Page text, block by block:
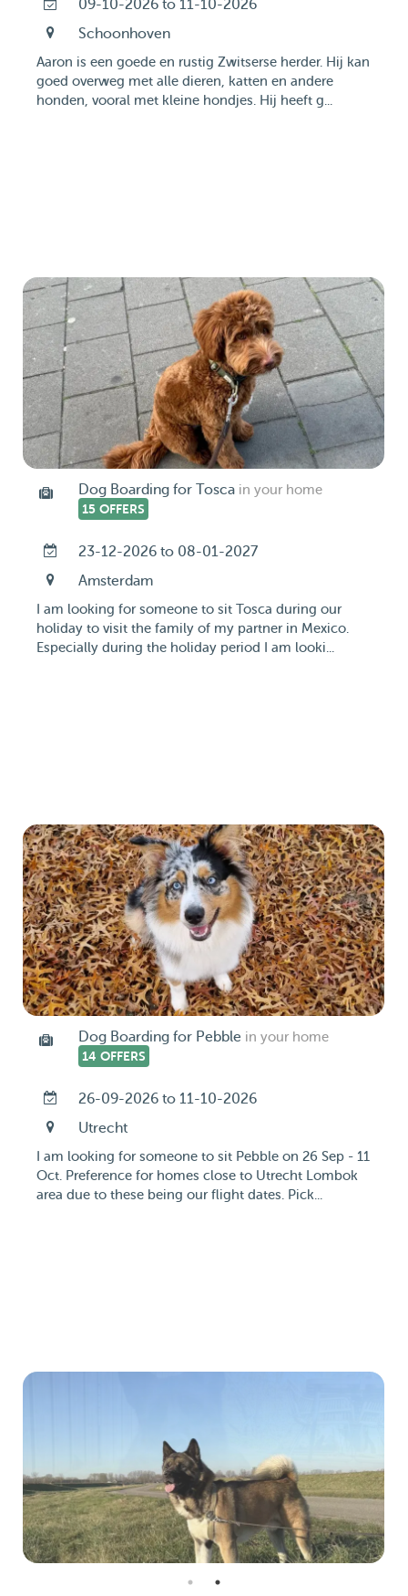
09-10-2026 to 11-10-2026
Schoonhoven
Aaron is een goede en rustig Zwitserse herder. Hij kan
goed overweg met alle dieren, katten en andere
honden, vooral met kleine hondjes. Hij heeft g...
Dog Boarding for Tosca in your home
15 OFFERS
23-12-2026 to 08-01-2027
Amsterdam
I am looking for someone to sit Tosca during our
holiday to visit the family of my partner in Mexico.
Especially during the holiday period I am looki...
Dog Boarding for Pebble in your home
14 OFFERS
26-09-2026 to 11-10-2026
Utrecht
I am looking for someone to sit Pebble on 26 Sep - 11
Oct. Preference for homes close to Utrecht Lombok
area due to these being our flight dates. Pick...